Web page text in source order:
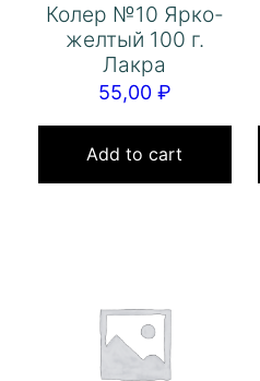
Колер №10 Ярко-
желтый 100 г.
Лакра
55,00 ₽
Add to cart